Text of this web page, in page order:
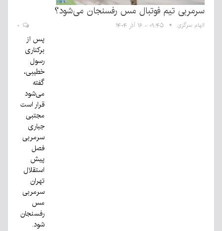
سرمربی تیم فوتبال مس رفسنجان می‌شود؟
الهام سرگزی ۰۹:۴۵ - ۱۶ آذر ۱۴۰۴
پس از
برکناری
رسول
خطیبی،
گفته
می‌شود
قرار است
مجتبی
جباری
سرمربی
فصل
پیش
استقلال
تهران
سرمربی
مس
رفسنجان
شود.